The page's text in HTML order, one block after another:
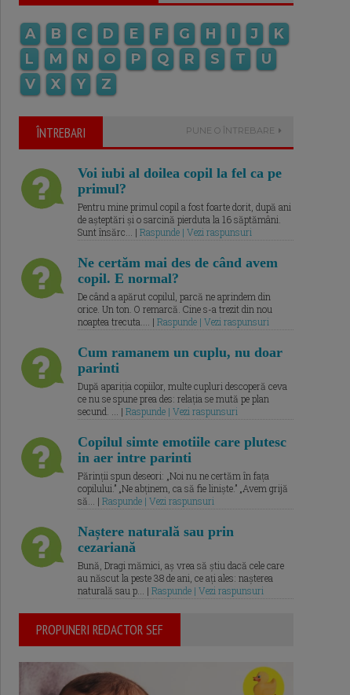
A B C D E F G H I J
K
L
M N O P Q R S T
U
V
X Y Z
ÎNTREBARI PUNE O ÎNTREBARE
Voi iubi al doilea copil la fel ca pe
primul?
Pentru mine primul copil a fost foarte dorit, după ani
de așteptări și o sarcină pierduta la 16 săptămâni.
Sunt însărc... | Raspunde | Vezi raspunsuri
Ne certăm mai des de când avem
copil. E normal?
De când a apărut copilul, parcă ne aprindem din
orice. Un ton. O remarcă. Cine s-a trezit din nou
noaptea trecuta.... | Raspunde | Vezi raspunsuri
Cum ramanem un cuplu, nu doar
parinti
După apariția copiilor, multe cupluri descoperă ceva
ce nu se spune prea des: relația se mută pe plan
secund. ... | Raspunde | Vezi raspunsuri
Copilul simte emotiile care plutesc
in aer intre parinti
Părinții spun deseori: „Noi nu ne certăm în fața
copilului.” „Ne abținem, ca să fie liniște.” „Avem grijă
să... | Raspunde | Vezi raspunsuri
Naștere naturală sau prin
cezariană
Bună, Dragi mămici, aș vrea să știu dacă cele care
au născut la peste 38 de ani, ce ați ales: nașterea
naturală sau p... | Raspunde | Vezi raspunsuri
PROPUNERI REDACTOR SEF